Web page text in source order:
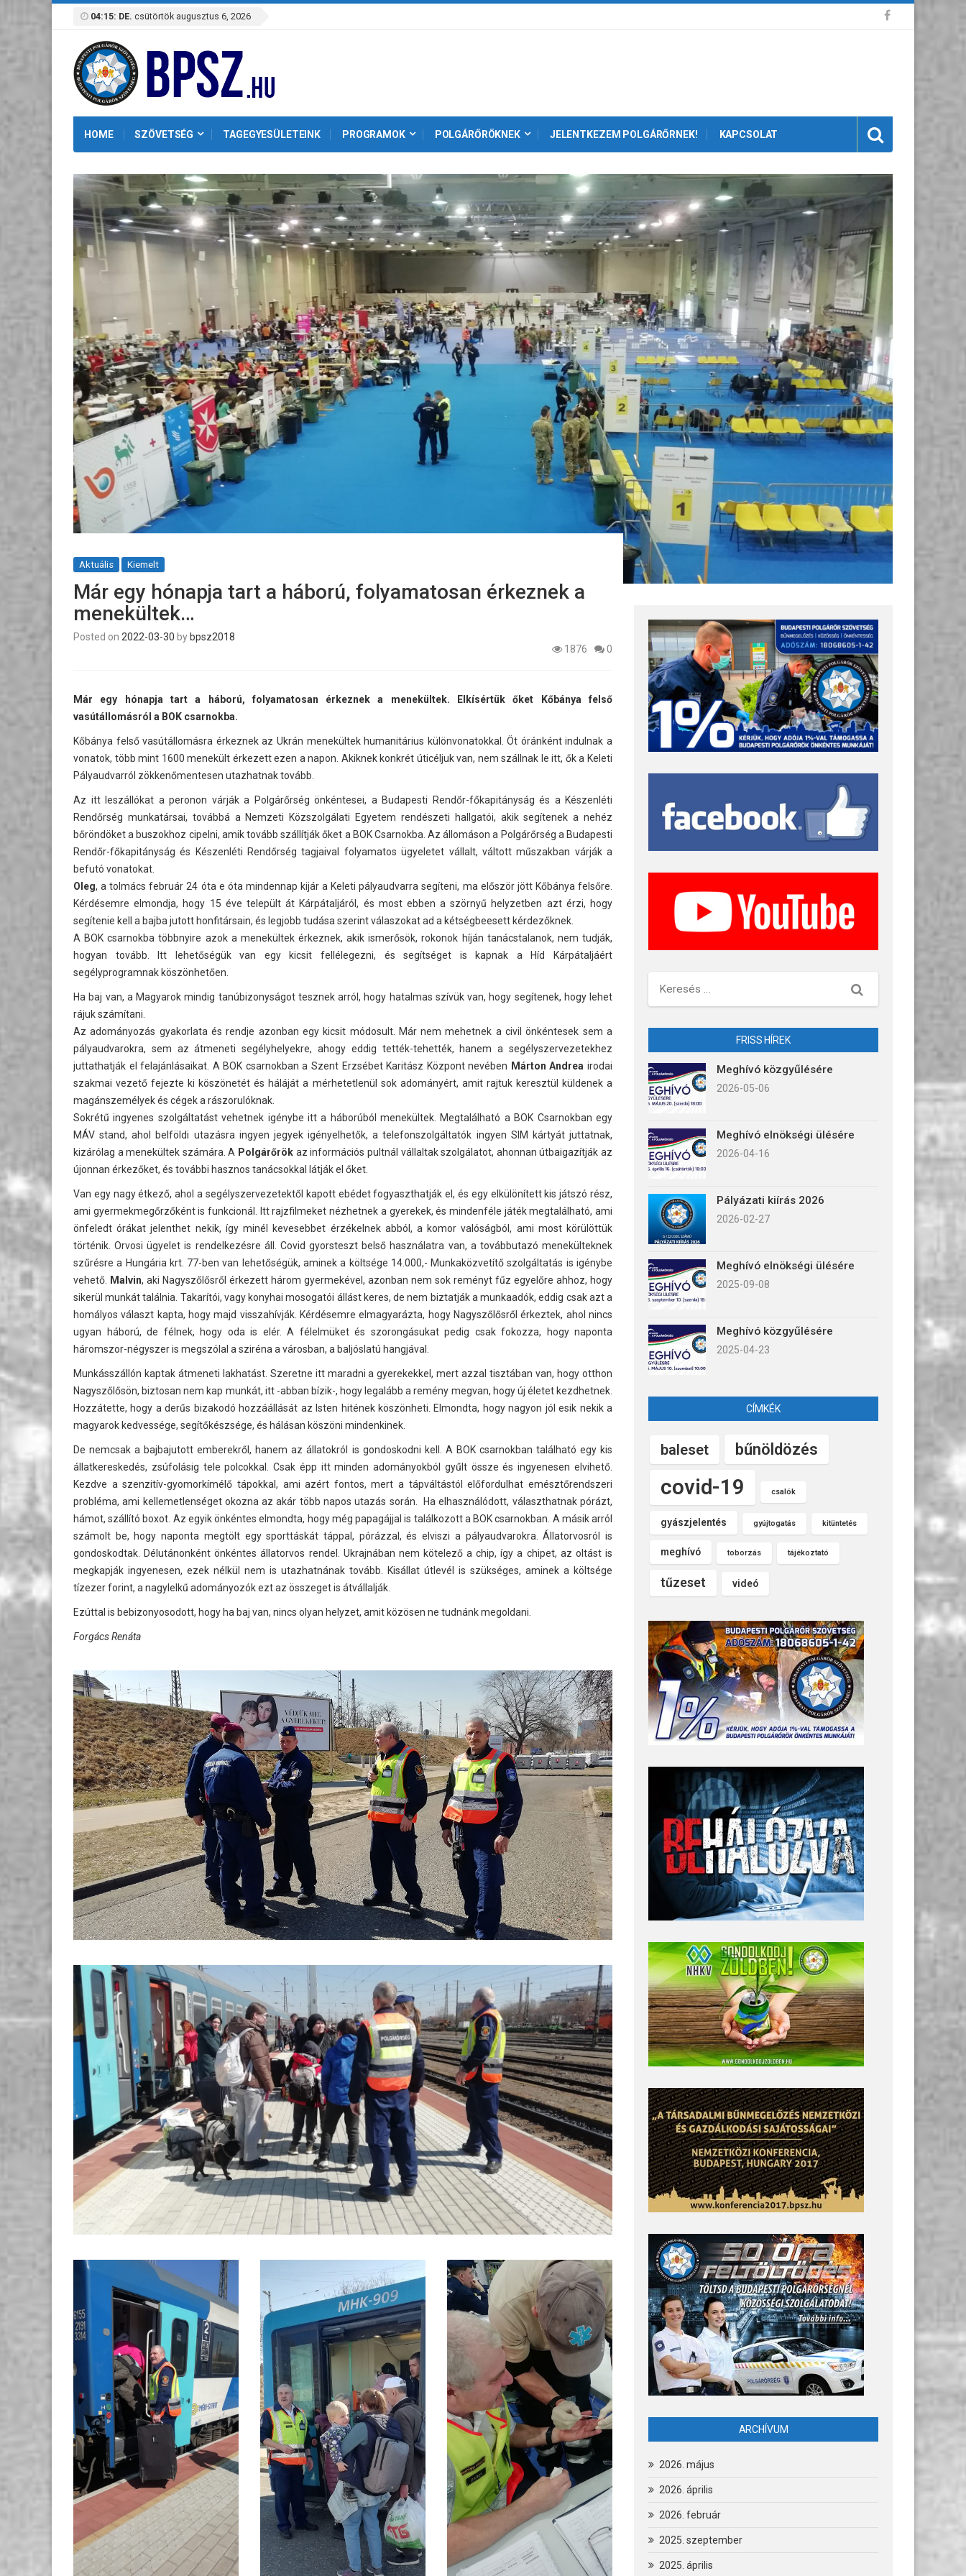
04:15: DE. csütörtök augusztus 6, 2026
HOME SZÖVETSÉG TAGEGYESÜLETEINK PROGRAMOK POLGÁRŐRÖKNEK JELENTKEZEM POLGÁRŐRNEK! KAPCSOLAT
Aktuális Kiemelt
Már egy hónapja tart a háború, folyamatosan érkeznek a
menekültek…
Posted on 2022-03-30 by bpsz2018
1876
0
Már egy hónapja tart a háború, folyamatosan érkeznek a menekültek. Elkísértük őket Kőbánya felső
vasútállomásról a BOK csarnokba.
Kőbánya felső vasútállomásra érkeznek az Ukrán menekültek humanitárius különvonatokkal. Öt óránként indulnak a
vonatok, több mint 1600 menekült érkezett ezen a napon. Akiknek konkrét úticéljuk van, nem szállnak le itt, ők a Keleti
Pályaudvarról zökkenőmentesen utazhatnak tovább.
Az itt leszállókat a peronon várják a Polgárőrség önkéntesei, a Budapesti Rendőr-főkapitányság és a Készenléti
Rendőrség munkatársai, továbbá a Nemzeti Közszolgálati Egyetem rendészeti hallgatói, akik segítenek a nehéz
bőröndöket a buszokhoz cipelni, amik tovább szállítják őket a BOK Csarnokba. Az állomáson a Polgárőrség a Budapesti
Rendőr-főkapitányság és Készenléti Rendőrség tagjaival folyamatos ügyeletet vállalt, váltott műszakban várják a
befutó vonatokat.
Oleg, a tolmács február 24 óta e óta mindennap kijár a Keleti pályaudvarra segíteni, ma először jött Kőbánya felsőre.
Kérdésemre elmondja, hogy 15 éve települt át Kárpátaljáról, és most ebben a szörnyű helyzetben azt érzi, hogy
segítenie kell a bajba jutott honfitársain, és legjobb tudása szerint válaszokat ad a kétségbeesett kérdezőknek.
A BOK csarnokba többnyire azok a menekültek érkeznek, akik ismerősök, rokonok híján tanácstalanok, nem tudják,
hogyan tovább. Itt lehetőségük van egy kicsit fellélegezni, és segítséget is kapnak a Híd Kárpátaljáért
segélyprogramnak köszönhetően.
Ha baj van, a Magyarok mindig tanúbizonyságot tesznek arról, hogy hatalmas szívük van, hogy segítenek, hogy lehet
rájuk számítani.
Az adományozás gyakorlata és rendje azonban egy kicsit módosult. Már nem mehetnek a civil önkéntesek sem a
pályaudvarokra, sem az átmeneti segélyhelyekre, ahogy eddig tették-tehették, hanem a segélyszervezetekhez
juttathatják el felajánlásaikat. A BOK csarnokban a Szent Erzsébet Karitász Központ nevében Márton Andrea irodai
szakmai vezető fejezte ki köszönetét és háláját a mérhetetlenül sok adományért, amit rajtuk keresztül küldenek a
magánszemélyek és cégek a rászorulóknak.
Sokrétű ingyenes szolgáltatást vehetnek igénybe itt a háborúból menekültek. Megtalálható a BOK Csarnokban egy
MÁV stand, ahol belföldi utazásra ingyen jegyek igényelhetők, a telefonszolgáltatók ingyen SIM kártyát juttatnak,
kizárólag a menekültek számára. A Polgárőrök az információs pultnál vállaltak szolgálatot, ahonnan útbaigazítják az
újonnan érkezőket, és további hasznos tanácsokkal látják el őket.
Van egy nagy étkező, ahol a segélyszervezetektől kapott ebédet fogyaszthatják el, és egy elkülönített kis játszó rész,
ami gyermekmegőrzőként is funkcionál. Itt rajzfilmeket nézhetnek a gyerekek, és mindenféle játék megtalálható, ami
önfeledt órákat jelenthet nekik, így minél kevesebbet érzékelnek abból, a komor valóságból, ami most körülöttük
történik. Orvosi ügyelet is rendelkezésre áll. Covid gyorsteszt belső használatra van, a továbbutazó menekülteknek
szűrésre a Hungária krt. 77-ben van lehetőségük, aminek a költsége 14.000,- Munkaközvetítő szolgáltatás is igénybe
vehető.
Malvin, aki Nagyszőlősről érkezett három gyermekével, azonban nem sok reményt fűz egyelőre ahhoz, hogy
sikerül munkát találnia. Takarítói, vagy konyhai mosogatói állást keres, de nem biztatják a munkaadók, eddig csak azt a
homályos választ kapta, hogy majd visszahívják. Kérdésemre elmagyarázta, hogy Nagyszőlősről érkeztek, ahol nincs
ugyan háború, de félnek, hogy oda is elér. A félelmüket és szorongásukat pedig csak fokozza, hogy naponta
háromszor-négyszer is megszólal a sziréna a városban, a baljóslatú hangjával.
Munkásszállón kaptak átmeneti lakhatást. Szeretne itt maradni a gyerekekkel, mert azzal tisztában van, hogy otthon
Nagyszőlősön, biztosan nem kap munkát, itt -abban bízik-, hogy legalább a remény megvan, hogy új életet kezdhetnek.
Hozzátette, hogy a derűs bizakodó hozzáállását az Isten hitének köszönheti. Elmondta, hogy nagyon jól esik nekik a
magyarok kedvessége, segítőkészsége, és hálásan köszöni mindenkinek.
De nemcsak a bajbajutott emberekről, hanem az állatokról is gondoskodni kell. A BOK csarnokban található egy kis
állatkereskedés, zsúfolásig tele polcokkal. Csak épp itt minden adományokból gyűlt össze és ingyenesen elvihető.
Kezdve a szenzitív-gyomorkímélő tápokkal, ami azért fontos, mert a tápváltástól előfordulhat emésztőrendszeri
probléma, ami kellemetlenséget okozna az akár több napos utazás során. Ha elhasználódott, választhatnak pórázt,
hámot, szállító boxot. Az egyik önkéntes elmondta, hogy még papagájjal is találkozott a BOK csarnokban. A másik arról
számolt be, hogy naponta megtölt egy sporttáskát táppal, pórázzal, és elviszi a pályaudvarokra. Állatorvosról is
gondoskodtak. Délutánonként önkéntes állatorvos rendel. Ukrajnában nem kötelező a chip, így a chipet, az oltást is
megkapják ingyenesen, ezek nélkül nem is utazhatnának tovább. Kisállat útlevél is szükséges, aminek a költsége
tízezer forint, a nagylelkű adományozók ezt az összeget is átvállalják.
Ezúttal is bebizonyosodott, hogy ha baj van, nincs olyan helyzet, amit közösen ne tudnánk megoldani.
Forgács Renáta
Keresés
FRISS HÍREK
Meghívó közgyűlésére
2026-05-06
Meghívó elnökségi ülésére
2026-04-16
Pályázati kiírás 2026
2026-02-27
Meghívó elnökségi ülésére
2025-09-08
Meghívó közgyűlésére
2025-04-23
CÍMKÉK
baleset bűnöldözés
covid-19 csalók
gyászjelentés gyújtogatás kitüntetés
meghívó toborzás tájékoztató
tűzeset videó
ARCHÍVUM
2026. május
2026. április
2026. február
2025. szeptember
2025. április